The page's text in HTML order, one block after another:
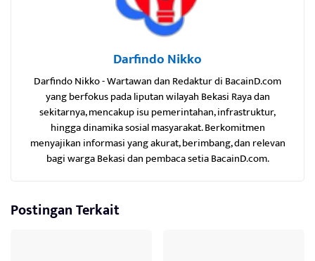
Darfindo Nikko
Darfindo Nikko - Wartawan dan Redaktur di BacainD.com
yang berfokus pada liputan wilayah Bekasi Raya dan
sekitarnya, mencakup isu pemerintahan, infrastruktur,
hingga dinamika sosial masyarakat. Berkomitmen
menyajikan informasi yang akurat, berimbang, dan relevan
bagi warga Bekasi dan pembaca setia BacainD.com.
Postingan Terkait